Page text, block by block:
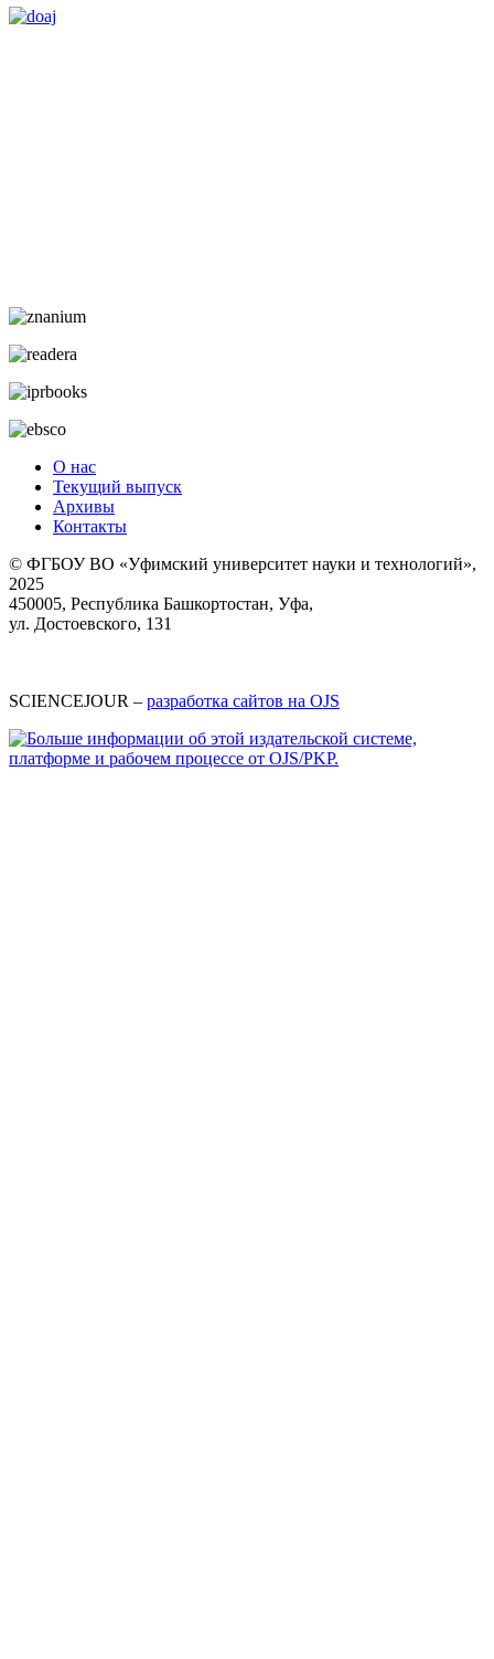
О нас
Текущий выпуск
Архивы
Контакты
© ФГБОУ ВО «Уфимский университет науки и технологий»,
2025
450005, Республика Башкортостан, Уфа,
ул. Достоевского, 131
SCIENCEJOUR – разработка сайтов на OJS